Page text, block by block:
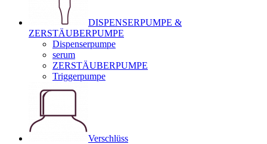
DISPENSERPUMPE &
ZERSTÄUBERPUMPE
Dispenserpumpe
serum
ZERSTÄUBERPUMPE
Triggerpumpe
Verschlüss